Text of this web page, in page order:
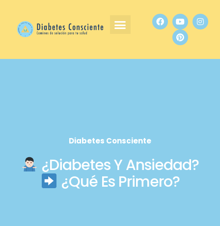
Diabetes Consciente
¿Diabetes Y Ansiedad?
¿Qué Es Primero?